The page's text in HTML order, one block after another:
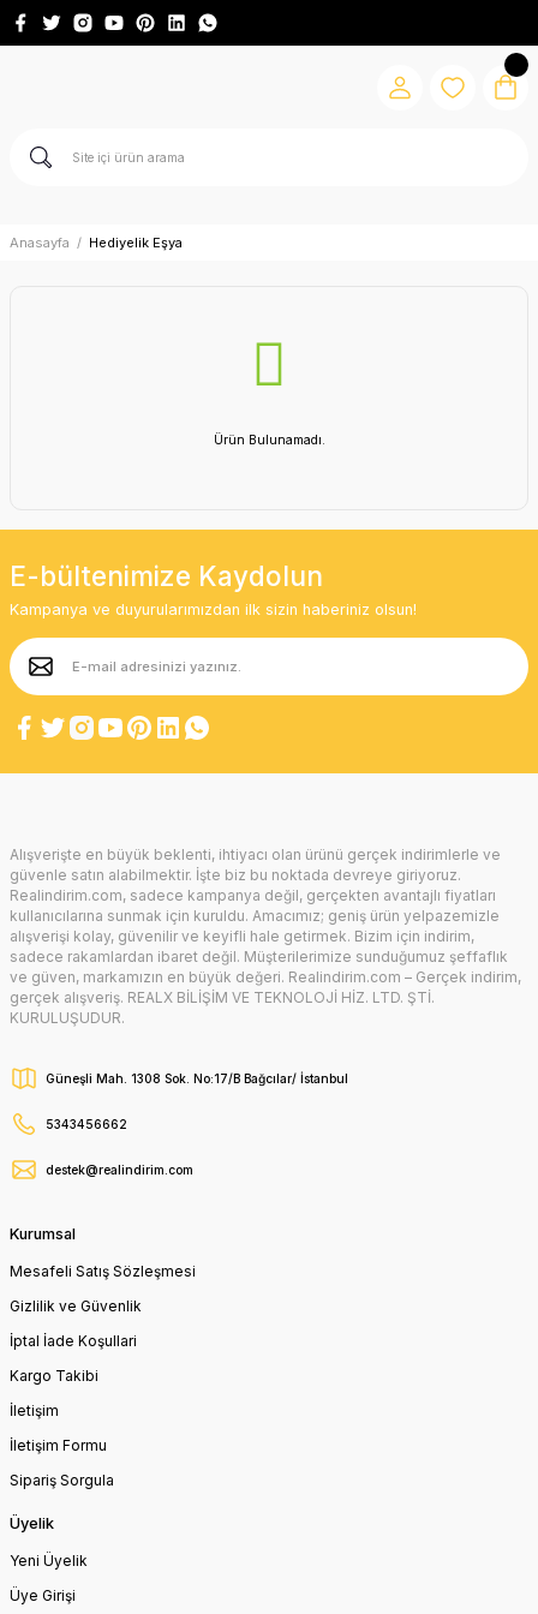
Anasayfa Hediyelik Eşya
Ürün Bulunamadı.
E-bültenimize Kaydolun
Kampanya ve duyurularımızdan ilk sizin haberiniz olsun!
Alışverişte en büyük beklenti, ihtiyacı olan ürünü gerçek indirimlerle ve
güvenle satın alabilmektir. İşte biz bu noktada devreye giriyoruz.
Realindirim.com, sadece kampanya değil, gerçekten avantajlı fiyatları
kullanıcılarına sunmak için kuruldu. Amacımız; geniş ürün yelpazemizle
alışverişi kolay, güvenilir ve keyifli hale getirmek. Bizim için indirim,
sadece rakamlardan ibaret değil. Müşterilerimize sunduğumuz şeffaflık
ve güven, markamızın en büyük değeri. Realindirim.com – Gerçek indirim,
gerçek alışveriş. REALX BİLİŞİM VE TEKNOLOJİ HİZ. LTD. ŞTİ.
KURULUŞUDUR.
Güneşli Mah. 1308 Sok. No:17/B Bağcılar/ İstanbul
5343456662
destek@realindirim.com
Kurumsal
Mesafeli Satış Sözleşmesi
Gizlilik ve Güvenlik
İptal İade Koşullari
Kargo Takibi
İletişim
İletişim Formu
Sipariş Sorgula
Üyelik
Yeni Üyelik
Üye Girişi